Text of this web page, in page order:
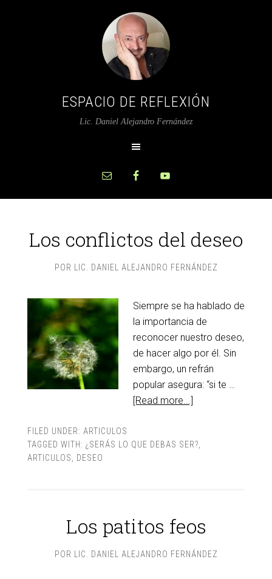
ESPACIO DE REFLEXIÓN
Lic. Daniel Alejandro Fernández
Los conflictos del deseo
POR LIC. DANIEL ALEJANDRO FERNÁNDEZ
Siempre se ha hablado de
la importancia de
reconocer nuestro deseo,
de hacer algo por él. Sin
embargo, un refrán
popular asegura: “si te …
[Read more...]
FILED UNDER: ARTICULOS
TAGGED WITH: ¿SERÁS LO QUE DEBAS SER?
ARTICULOS
DESEO
Los patitos feos
POR LIC. DANIEL ALEJANDRO FERNÁNDEZ